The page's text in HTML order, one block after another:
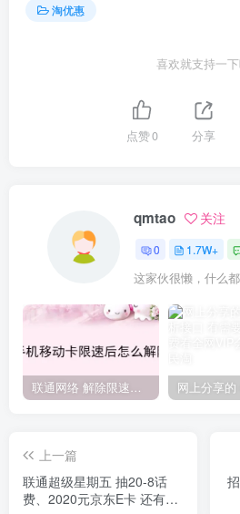
淘优惠
喜欢就支持一
点赞0 分享
qmtao 关注
0 1.7W+
这家伙很懒，什么
联通网络 解除限速方法参考！畅享、畅玩、老白干等及其它地区自测了
上一篇
联通超级星期五 抽20-8话
费、2020元京东E卡 还有满